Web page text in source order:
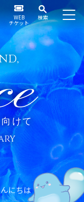
WEB
チケット
検索
けて
んにちは